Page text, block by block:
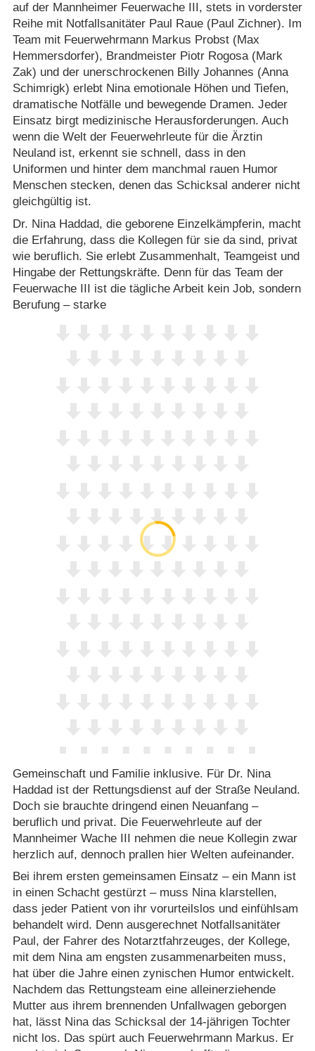
auf der Mannheimer Feuerwache III, stets in vorderster
Reihe mit Notfallsanitäter Paul Raue (Paul Zichner). Im
Team mit Feuerwehrmann Markus Probst (Max
Hemmersdorfer), Brandmeister Piotr Rogosa (Mark
Zak) und der unerschrockenen Billy Johannes (Anna
Schimrigk) erlebt Nina emotionale Höhen und Tiefen,
dramatische Notfälle und bewegende Dramen. Jeder
Einsatz birgt medizinische Herausforderungen. Auch
wenn die Welt der Feuerwehrleute für die Ärztin
Neuland ist, erkennt sie schnell, dass in den
Uniformen und hinter dem manchmal rauen Humor
Menschen stecken, denen das Schicksal anderer nicht
gleichgültig ist.
Dr. Nina Haddad, die geborene Einzelkämpferin, macht
die Erfahrung, dass die Kollegen für sie da sind, privat
wie beruflich. Sie erlebt Zusammenhalt, Teamgeist und
Hingabe der Rettungskräfte. Denn für das Team der
Feuerwache III ist die tägliche Arbeit kein Job, sondern
Berufung – starke
Gemeinschaft und Familie inklusive. Für Dr. Nina
Haddad ist der Rettungsdienst auf der Straße Neuland.
Doch sie brauchte dringend einen Neuanfang –
beruflich und privat. Die Feuerwehrleute auf der
Mannheimer Wache III nehmen die neue Kollegin zwar
herzlich auf, dennoch prallen hier Welten aufeinander.
Bei ihrem ersten gemeinsamen Einsatz – ein Mann ist
in einen Schacht gestürzt – muss Nina klarstellen,
dass jeder Patient von ihr vorurteilslos und einfühlsam
behandelt wird. Denn ausgerechnet Notfallsanitäter
Paul, der Fahrer des Notarztfahrzeuges, der Kollege,
mit dem Nina am engsten zusammenarbeiten muss,
hat über die Jahre einen zynischen Humor entwickelt.
Nachdem das Rettungsteam eine alleinerziehende
Mutter aus ihrem brennenden Unfallwagen geborgen
hat, lässt Nina das Schicksal der 14-jährigen Tochter
nicht los. Das spürt auch Feuerwehrmann Markus. Er